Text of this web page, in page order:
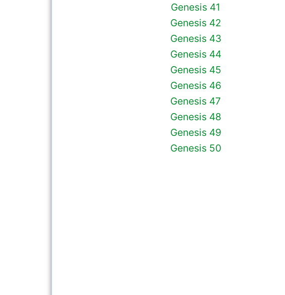
Genesis 41
Genesis 42
Genesis 43
Genesis 44
Genesis 45
Genesis 46
Genesis 47
Genesis 48
Genesis 49
Genesis 50